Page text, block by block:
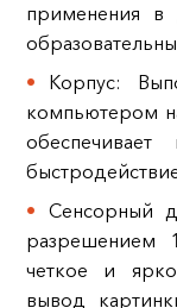
применения в
Корпус:
компьютером
Сенсорный
разрешением
четкое и
вывод